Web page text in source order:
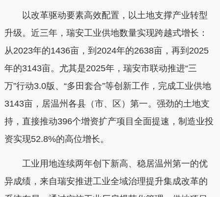
以改革驱动要素高效配置，以土地支撑产业转型
升级。近三年，瑞安工业供地数量实现跨越式增长：
从2023年的1436亩，到2024年的2638亩，再到2025
年的3143亩。尤其是2025年，瑞安市联动推进“三
万”行动3.0版、“多田套合”等创新工作，完成工业供地
3143亩，居温州各县（市、区）第一。强劲的土地支
持，直接推动396个增资扩产项目全面提速，制造业投
资实现52.8%的高位增长。
工业用地连续两年创下新高、稳居温州第一的优
异成绩，来自瑞安推进工业全域治理提升集成改革的